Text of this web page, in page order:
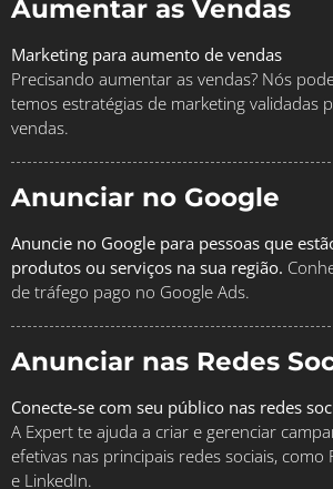
Aumentar as Vendas
Marketing para aumento de vendas
Precisando aumentar as vendas? Nós
temos estratégias de marketing validadas
vendas.
Anunciar no Google
Anuncie no Google para pessoas que
produtos ou serviços na sua região.
de tráfego pago no Google Ads.
Anunciar nas Redes
Conecte-se com seu público nas redes
A Expert te ajuda a criar e gerenciar
efetivas nas principais redes sociais, como
e LinkedIn.